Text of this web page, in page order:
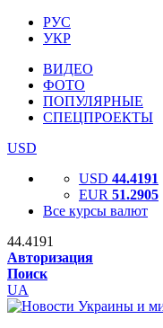
РУС
УКР
ВИДЕО
ФОТО
ПОПУЛЯРНЫЕ
СПЕЦПРОЕКТЫ
USD
USD 44.4191
EUR 51.2905
Все курсы валют
44.4191
Авторизация
Поиск
UA